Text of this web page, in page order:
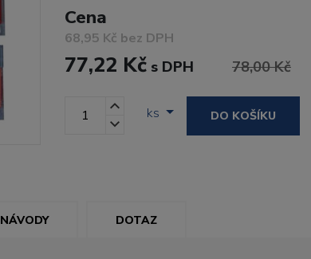
Cena
68,95 Kč bez DPH
77,22 Kč s DPH 78,00 Kč
ks DO KOŠÍKU
NÁVODY DOTAZ